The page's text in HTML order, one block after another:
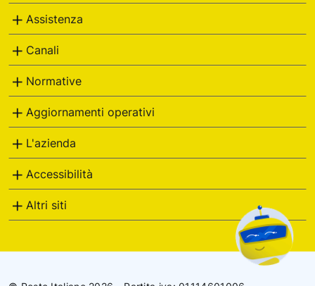
Assistenza
Canali
Normative
Aggiornamenti operativi
L'azienda
Accessibilità
Altri siti